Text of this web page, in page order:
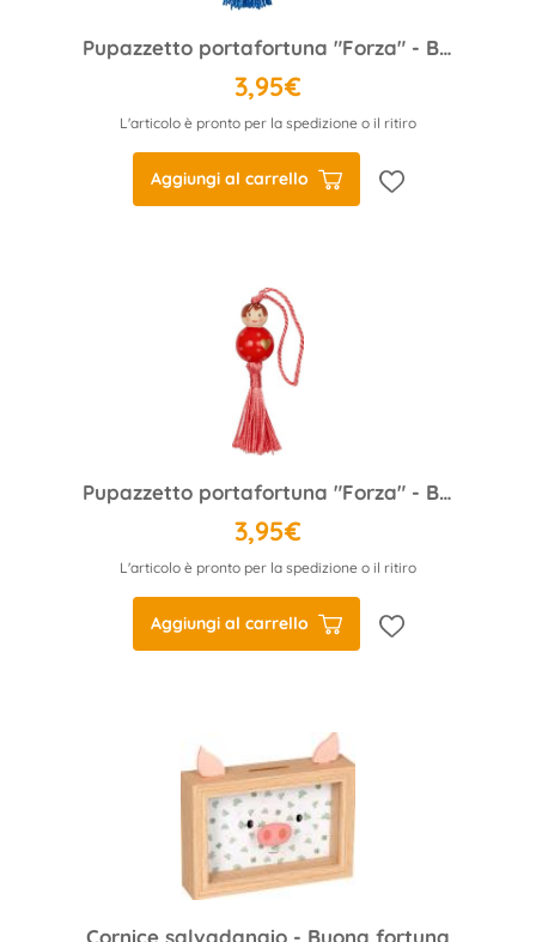
Pupazzetto portafortuna "Forza" - Buona fortuna
3,95€
L'articolo è pronto per la spedizione o il ritiro
Aggiungi al carrello
Pupazzetto portafortuna "Forza" - Buona fortuna
3,95€
L'articolo è pronto per la spedizione o il ritiro
Aggiungi al carrello
Cornice salvadanaio - Buona fortuna